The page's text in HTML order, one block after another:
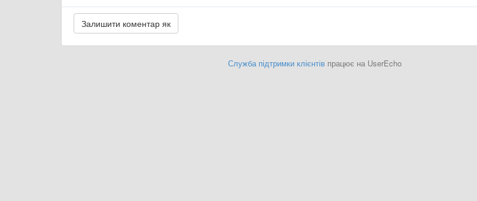
Служба підтримки клієнтівпрацює на UserEcho